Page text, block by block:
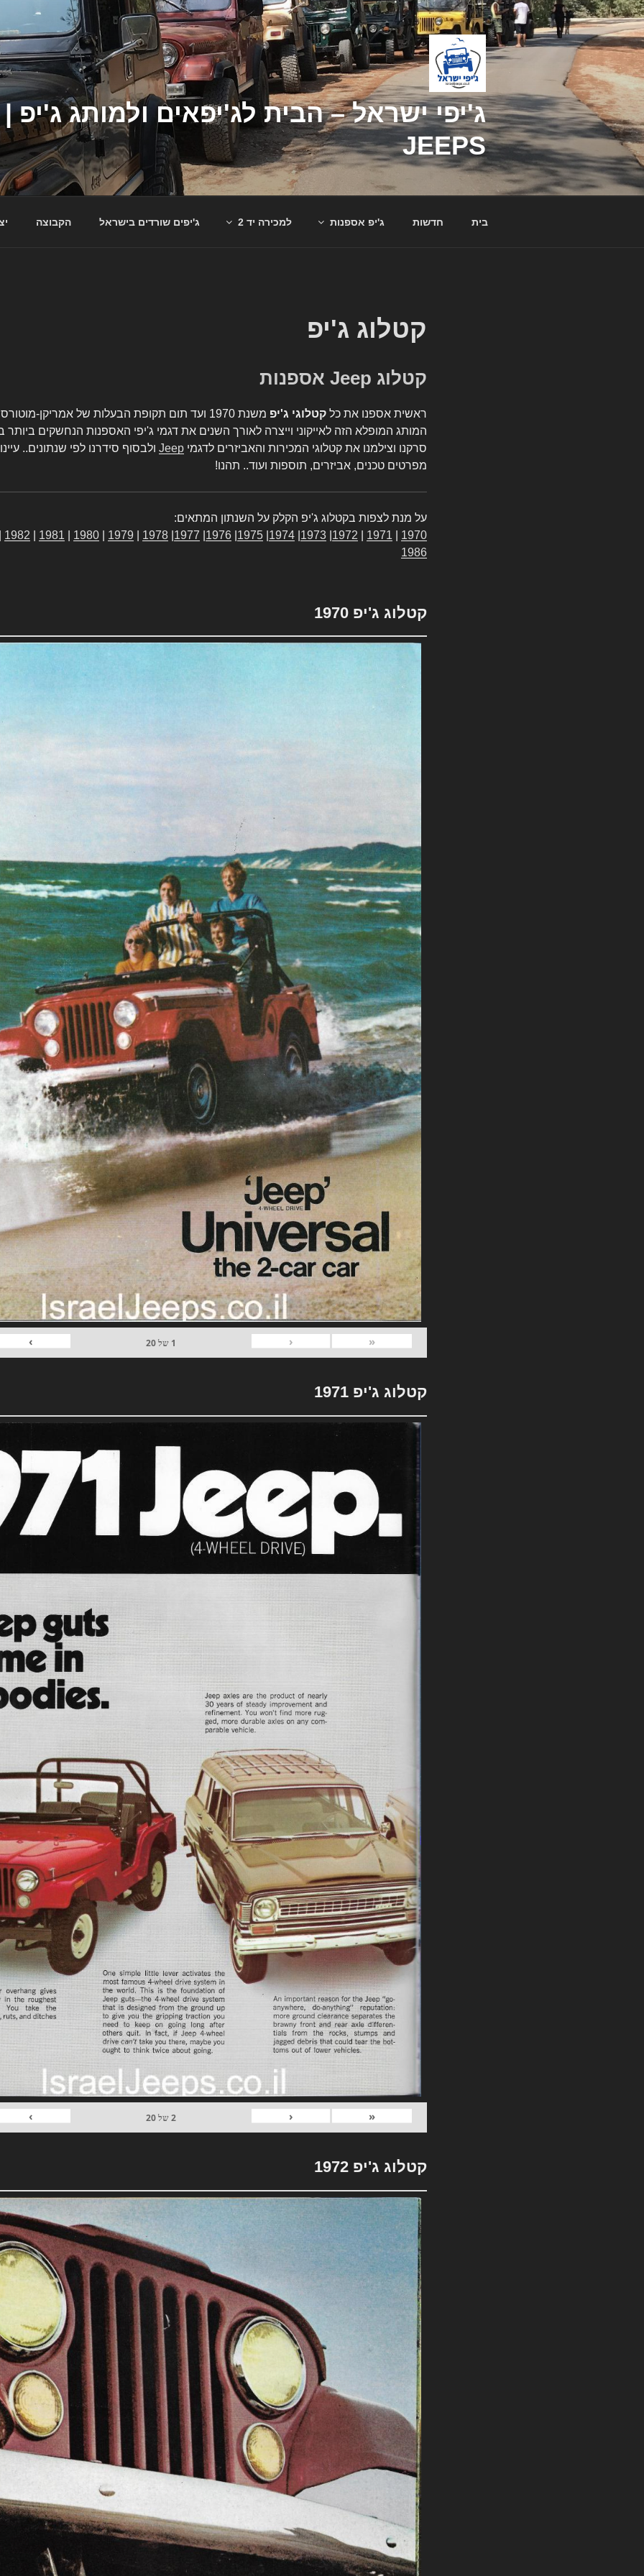
דילוג
לתוכן
JEEPS
בית חדשות ג'יפ אספנות למכירה יד 2 ג'יפים שורדים בישראל הקבוצה
קטלוג ג'יפ
קטלוג Jeep אספנות
ראשית אספנו את כל קטלוגי ג'יפ
משנת 1970 ועד תום תקופת הבעלות של אמריקן-
המותג המופלא הזה לאייקוני וייצרה לאורך השנים את דגמי ג'יפי האספנות הנחשקים
סרקנו וצילמנו את קטלוגי המכירות והאביזרים לדגמי Jeep ולבסוף סידרנו לפי שנתונים..
מפרטים טכנים, אביזרים, תוספות ועוד.. תהנו!
על מנת לצפות בקטלוג ג'יפ הקלק על השנתון המתאים:
1970
1971
1972
1973
1974
1975
1976
1977
1978
1979
1980
1981
1982
1986
קטלוג ג'יפ 1970
«
‹
1 של20
›
קטלוג ג'יפ 1971
«
‹
2של20
›
קטלוג ג'יפ 1972